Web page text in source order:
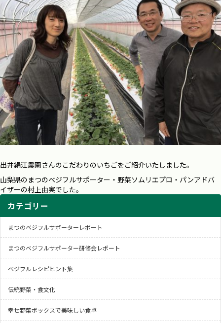
出井絹江農園さんのこだわりのいちごをご紹介いたしました。
山梨県のまつのベジフルサポーター・野菜ソムリエプロ・パンアドバ
イザーの村上由実でした。
カテゴリー
まつのベジフルサポーターレポート
まつのベジフルサポーター研修会レポート
ベジフルレシピヒント集
伝統野菜・食文化
幸せ野菜ボックスで美味しい食卓